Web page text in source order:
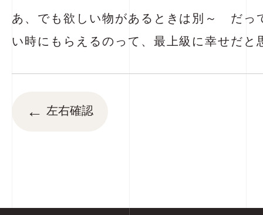
あ、でも欲しい物があるときは別～ だっ
い時にもらえるのって、最上級に幸せだと
← 左右確認